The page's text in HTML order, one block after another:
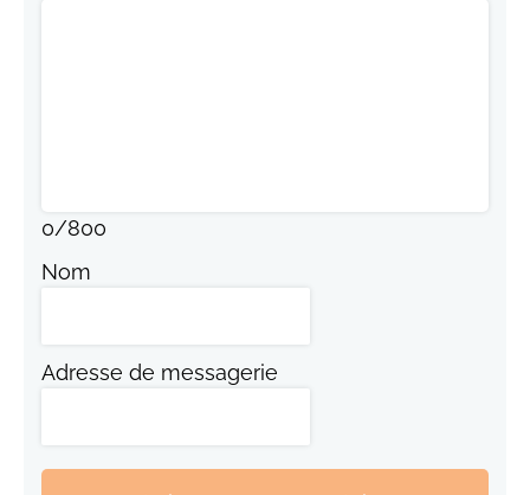
0/800
Nom
Adresse de messagerie